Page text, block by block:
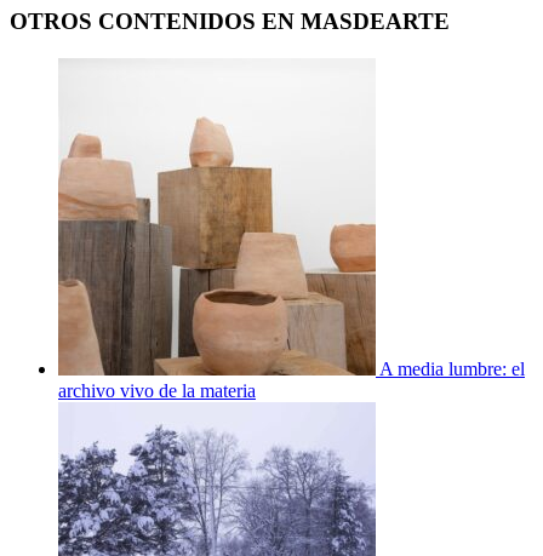
OTROS CONTENIDOS EN MASDEARTE
A media lumbre: el
archivo vivo de la materia